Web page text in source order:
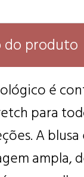
do produto
é
para
A blusa
ampla,